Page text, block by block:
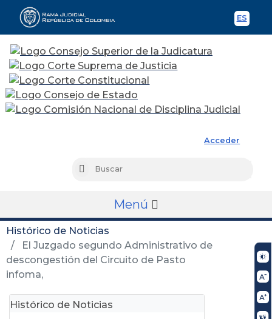
ES
Acceder
Buscar
Menú
Histórico de Noticias
El Juzgado segundo Administrativo de
descongestión del Circuito de Pasto
infoma,
Histórico de Noticias